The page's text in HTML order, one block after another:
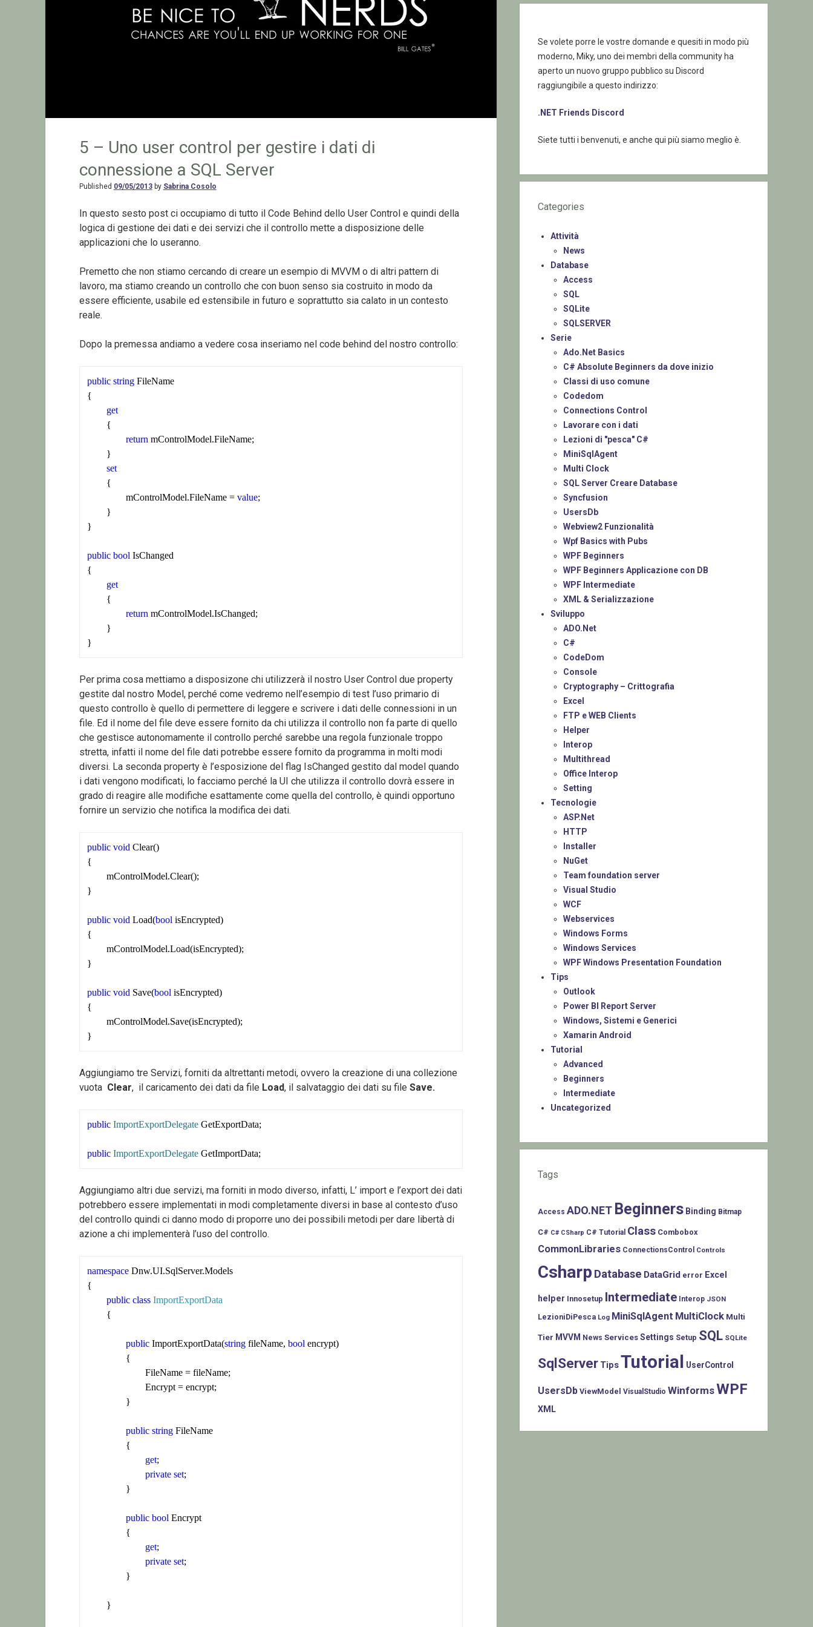
5 – Uno user control per gestire i dati di
connessione a SQL Server
Published 09/05/2013by Sabrina Cosolo
In questo sesto post ci occupiamo di tutto il Code Behind dello User Control e quindi della
logica di gestione dei dati e dei servizi che il controllo mette a disposizione delle
applicazioni che lo useranno.
Premetto che non stiamo cercando di creare un esempio di MVVM o di altri pattern di
lavoro, ma stiamo creando un controllo che con buon senso sia costruito in modo da
essere efficiente, usabile ed estensibile in futuro e soprattutto sia calato in un contesto
reale.
Dopo la premessa andiamo a vedere cosa inseriamo nel code behind del nostro controllo:
public string FileName
{
get
return mControlModel.FileName;
set
		mControlModel.FileName =
value;
}
public bool IsChanged
{
get
return mControlModel.IsChanged;
}
Per prima cosa mettiamo a disposizone chi utilizzerà il nostro User Control due property
gestite dal nostro Model, perché come vedremo nell’esempio di test l’uso primario di
questo controllo è quello di permettere di leggere e scrivere i dati delle connessioni in un
file. Ed il nome del file deve essere fornito da chi utilizza il controllo non fa parte di quello
che gestisce autonomamente il controllo perché sarebbe una regola funzionale troppo
stretta, infatti il nome del file dati potrebbe essere fornito da programma in molti modi
diversi. La seconda property è l’esposizione del flag IsChanged gestito dal model quando
i dati vengono modificati, lo facciamo perché la UI che utilizza il controllo dovrà essere in
grado di reagire alle modifiche esattamente come quella del controllo, è quindi opportuno
fornire un servizio che notifica la modifica dei dati.
public void Clear()
{
}
public void Load(bool isEncrypted)
{
}
public void Save(bool isEncrypted)
{
}
Aggiungiamo tre Servizi, forniti da altrettanti metodi, ovvero la creazione di una collezione
vuota Clear, il caricamento dei dati da file Load, il salvataggio dei dati su file Save.
public ImportExportDelegate GetExportData;
public ImportExportDelegate GetImportData;
Aggiungiamo altri due servizi, ma forniti in modo diverso, infatti, L’ import e l’export dei dati
potrebbero essere implementati in modi completamente diversi in base al contesto d’uso
del controllo quindi ci danno modo di proporre uno dei possibili metodi per dare libertà di
azione a chi implementerà l’uso del controllo.
namespace Dnw.UI.SqlServer.Models
{
public class ImportExportData
public ImportExportData(string fileName, bool encrypt)
public string FileName
get;
private set;
public bool Encrypt
get;
private set;
Se volete porre le vostre domande e quesiti in modo più
moderno, Miky, uno dei membri della community ha
aperto un nuovo gruppo pubblico su Discord
raggiungibile a questo indirizzo:
.NET Friends Discord
Siete tutti i benvenuti, e anche qui più siamo meglio è.
Categories
Attività
News
Database
Access
SQL
SQLite
SQLSERVER
Serie
Ado.Net Basics
C# Absolute Beginners da dove inizio
Classi di uso comune
Codedom
Connections Control
Lavorare con i dati
Lezioni di "pesca" C#
MiniSqlAgent
Multi Clock
SQL Server Creare Database
Syncfusion
UsersDb
Webview2 Funzionalità
Wpf Basics with Pubs
WPF Beginners
WPF Beginners Applicazione con DB
WPF Intermediate
XML & Serializzazione
Sviluppo
ADO.Net
C#
CodeDom
Console
Cryptography – Crittografia
Excel
FTP e WEB Clients
Helper
Interop
Multithread
Office Interop
Setting
Tecnologie
ASP.Net
HTTP
Installer
NuGet
Team foundation server
Visual Studio
WCF
Webservices
Windows Forms
Windows Services
WPF Windows Presentation Foundation
Tips
Outlook
Power BI Report Server
Windows, Sistemi e Generici
Xamarin Android
Tutorial
Advanced
Beginners
Intermediate
Uncategorized
Tags
Access ADO.NET Beginners Binding Bitmap
C# C# CSharp C# Tutorial Class Combobox
CommonLibraries ConnectionsControl Controls
Csharp Database DataGrid error Excel
helper Innosetup Intermediate Interop JSON
LezioniDiPesca Log MiniSqlAgent MultiClock Multi
Tier MVVM News Services Settings Setup SQL SQLite
SqlServer TipsTutorial UserControl
UsersDb ViewModel VisualStudio WinformsWPF
XML